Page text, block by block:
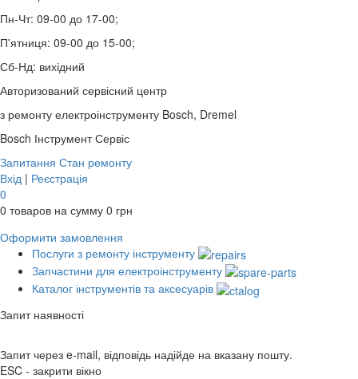
Пн-Чт: 09-00 до 17-00;
П'ятниця: 09-00 до 15-00;
Сб-Нд: вихідний
Авторизований сервісний центр
з ремонту електроінструменту Bosch, Dremel
Bosch Інструмент Сервіс
Запитання Стан ремонту
Вхід | Реєстрація
0
0 товаров на сумму 0 грн
Оформити замовлення
Послуги з ремонту інструменту
Запчастини для електроінструменту
Каталог інструментів та аксесуарів
Запит наявності
Запит через e-mail, відповідь надійде на вказану пошту.
ESC - закрити вікно